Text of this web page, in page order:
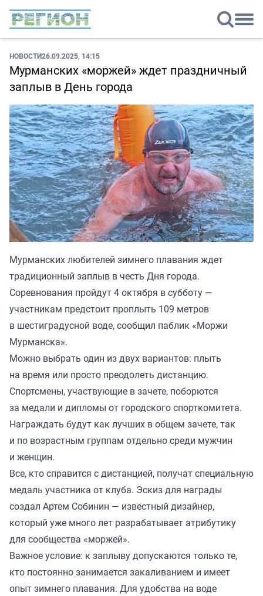
НОВОСТИ26.09.2025, 14:15
Мурманских «моржей» ждет праздничный
заплыв в День города
Мурманских любителей зимнего плавания ждет
традиционный заплыв в честь Дня города.
Соревнования пройдут 4 октября в субботу —
участникам предстоит проплыть 109 метров
в шестиградусной воде, сообщил паблик «Моржи
Мурманска».
Можно выбрать один из двух вариантов: плыть
на время или просто преодолеть дистанцию.
Спортсмены, участвующие в зачете, поборются
за медали и дипломы от городского спорткомитета.
Награждать будут как лучших в общем зачете, так
и по возрастным группам отдельно среди мужчин
и женщин.
Все, кто справится с дистанцией, получат специальную
медаль участника от клуба. Эскиз для награды
создал Артем Собинин — известный дизайнер,
который уже много лет разрабатывает атрибутику
для сообщества «моржей».
Важное условие: к заплыву допускаются только те,
кто постоянно занимается закаливанием и имеет
опыт зимнего плавания. Для удобства на воде